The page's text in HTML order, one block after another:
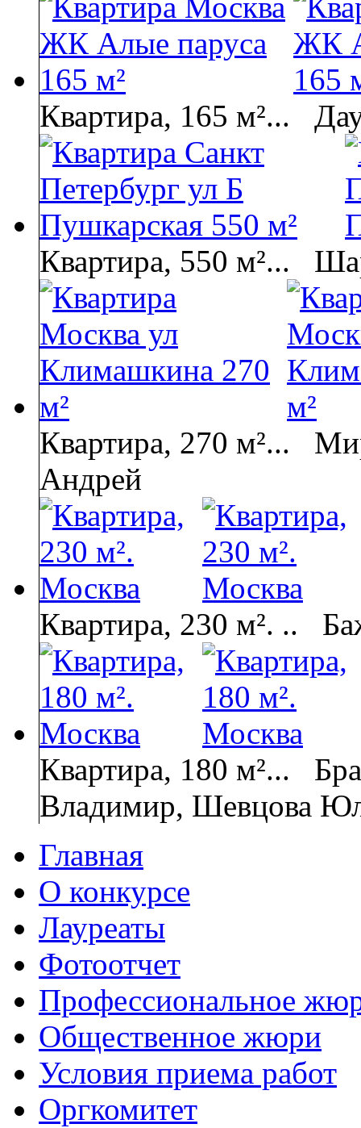
Квартира, 165 м²...
Квартира, 550 м²...
Квартира, 270 м²...
Андрей
Квартира, 230 м². ..
Квартира, 180 м²...
Владимир, Шевцова
Главная
О конкурсе
Лауреаты
Фотоотчет
Профессиональное
Общественное жюри
Условия приема работ
Оргкомитет